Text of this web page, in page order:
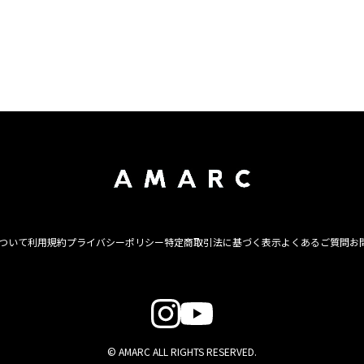
いて利用規約プライバシーポリシー特定商取引法に基づく表示よくあるご質問お
© AMARC ALL RIGHTS RESERVED.